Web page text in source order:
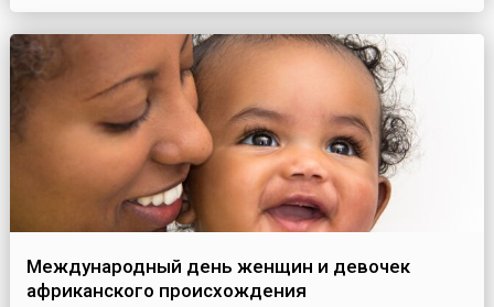
хозяйства в четвертое воскресенье марта. Указом
президента страны № 157 от 26 марта 1998 года
закреплено, что дата празднования Дня работников
торговли — последн...
Международный день женщин и девочек
африканского происхождения